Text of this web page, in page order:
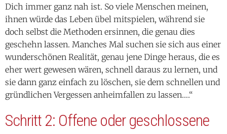
Dich immer ganz nah ist. So viele Menschen meinen,
ihnen würde das Leben übel mitspielen, während sie
doch selbst die Methoden ersinnen, die genau dies
geschehn lassen. Manches Mal suchen sie sich aus einer
wunderschönen Realität, genau jene Dinge heraus, die es
eher wert gewesen wären, schnell daraus zu lernen, und
sie dann ganz einfach zu löschen, sie dem schnellen und
gründlichen Vergessen anheimfallen zu lassen….“
Schritt 2: Offene oder geschlossene